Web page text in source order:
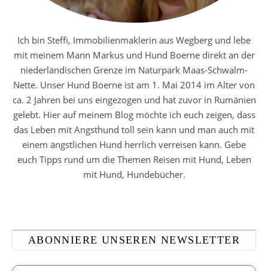
Ich bin Steffi, Immobilienmaklerin aus Wegberg und lebe
mit meinem Mann Markus und Hund Boerne direkt an der
niederländischen Grenze im Naturpark Maas-Schwalm-
Nette. Unser Hund Boerne ist am 1. Mai 2014 im Alter von
ca. 2 Jahren bei uns eingezogen und hat zuvor in Rumänien
gelebt. Hier auf meinem Blog möchte ich euch zeigen, dass
das Leben mit Angsthund toll sein kann und man auch mit
einem ängstlichen Hund herrlich verreisen kann. Gebe
euch Tipps rund um die Themen Reisen mit Hund, Leben
mit Hund, Hundebücher.
ABONNIERE UNSEREN NEWSLETTER